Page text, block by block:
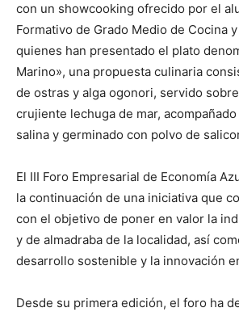
con un showcooking ofrecido por el
Formativo de Grado Medio de Cocina
quienes han presentado el plato
Marino», una propuesta culinaria
de ostras y alga ogonori, servido
crujiente lechuga de mar,
salina y germinado con polvo de
El III Foro Empresarial de Economía
la continuación de una iniciativa que
con el objetivo de poner en valor la
y de almadraba de la localidad, así
desarrollo sostenible y la innovación
Desde su primera edición, el foro ha